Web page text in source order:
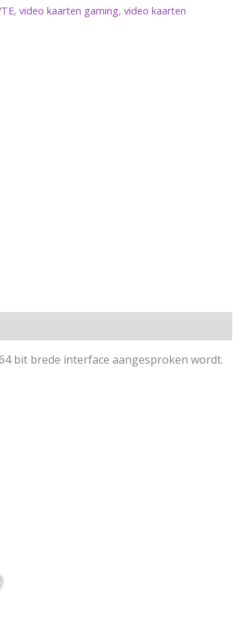
,video kaarten gaming,video kaarten
bit brede interface aangesproken wordt.